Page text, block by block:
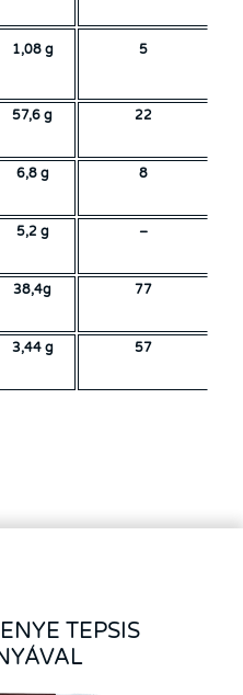
1,08 g 5
57,6 g 22
6,8 g 8
5,2 g –
38,4g 77
3,44 g 57
TEPSIS